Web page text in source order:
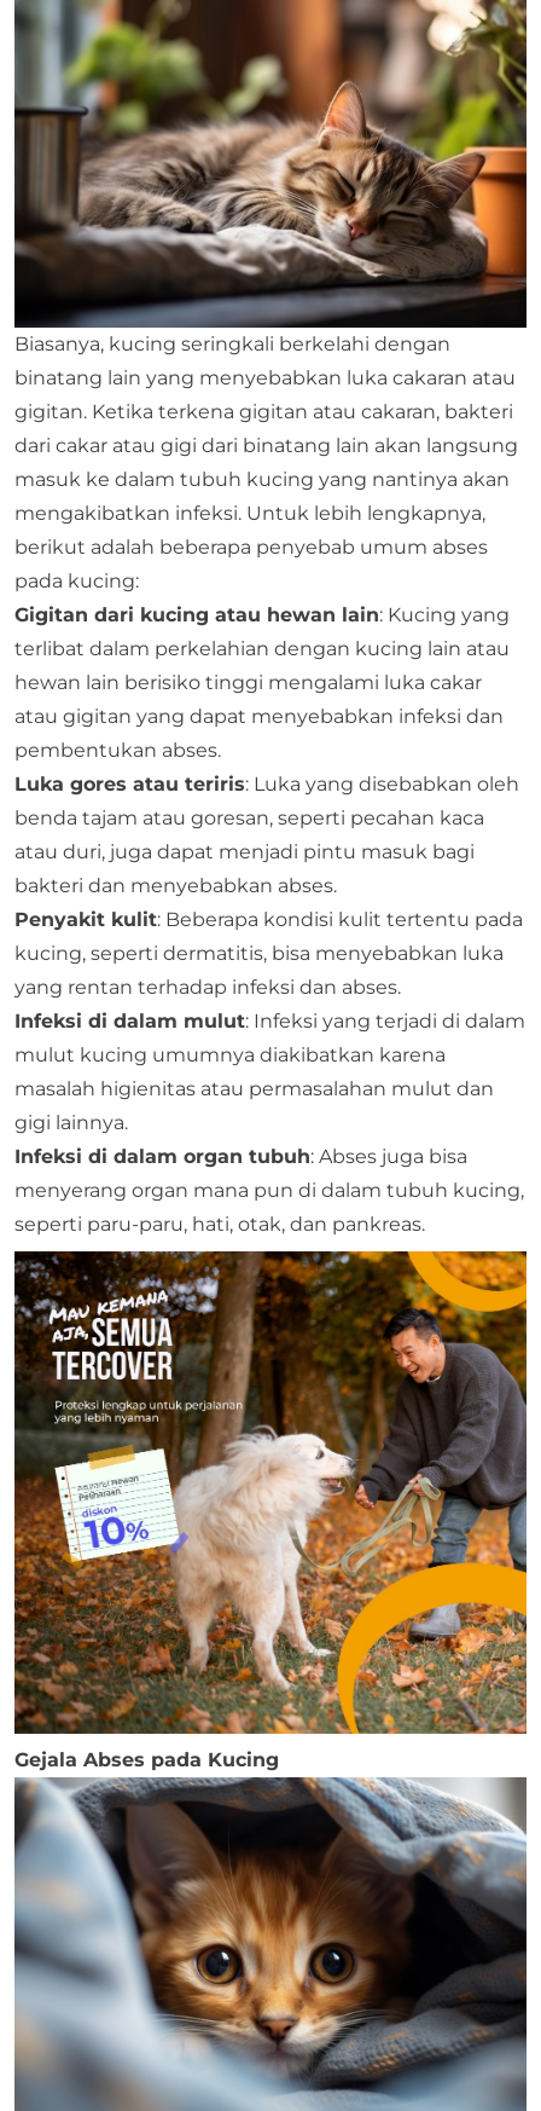
Biasanya, kucing seringkali berkelahi dengan
binatang lain yang menyebabkan luka cakaran atau
gigitan. Ketika terkena gigitan atau cakaran, bakteri
dari cakar atau gigi dari binatang lain akan langsung
masuk ke dalam tubuh kucing yang nantinya akan
mengakibatkan infeksi. Untuk lebih lengkapnya,
berikut adalah beberapa penyebab umum abses
pada kucing:
Gigitan dari kucing atau hewan lain: Kucing yang
terlibat dalam perkelahian dengan kucing lain atau
hewan lain berisiko tinggi mengalami luka cakar
atau gigitan yang dapat menyebabkan infeksi dan
pembentukan abses.
Luka gores atau teriris: Luka yang disebabkan oleh
benda tajam atau goresan, seperti pecahan kaca
atau duri, juga dapat menjadi pintu masuk bagi
bakteri dan menyebabkan abses.
Penyakit kulit: Beberapa kondisi kulit tertentu pada
kucing, seperti dermatitis, bisa menyebabkan luka
yang rentan terhadap infeksi dan abses.
Infeksi di dalam mulut: Infeksi yang terjadi di dalam
mulut kucing umumnya diakibatkan karena
masalah higienitas atau permasalahan mulut dan
gigi lainnya.
Infeksi di dalam organ tubuh: Abses juga bisa
menyerang organ mana pun di dalam tubuh kucing,
seperti paru-paru, hati, otak, dan pankreas.
Gejala Abses pada Kucing